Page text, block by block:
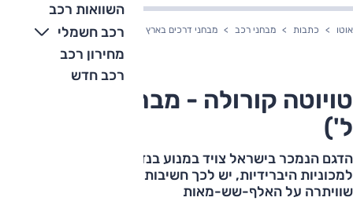
השוואות רכב
רכב חשמלי
מחירון רכב
רכב חדש
אוטו כתבות מבחני רכב מבחני דרכים בארץ טויוטה קורולה - מבחן דרכים (1.5 ל')
ל')
הדגם הנמכר בישראל צויד במנוע בנזין חדש. עם שינויי המיסוי
למכוניות היברידיות, יש לכך חשיבות רבה. מבחן למשפחתית
שוויתרה על האלף-שש-מאות